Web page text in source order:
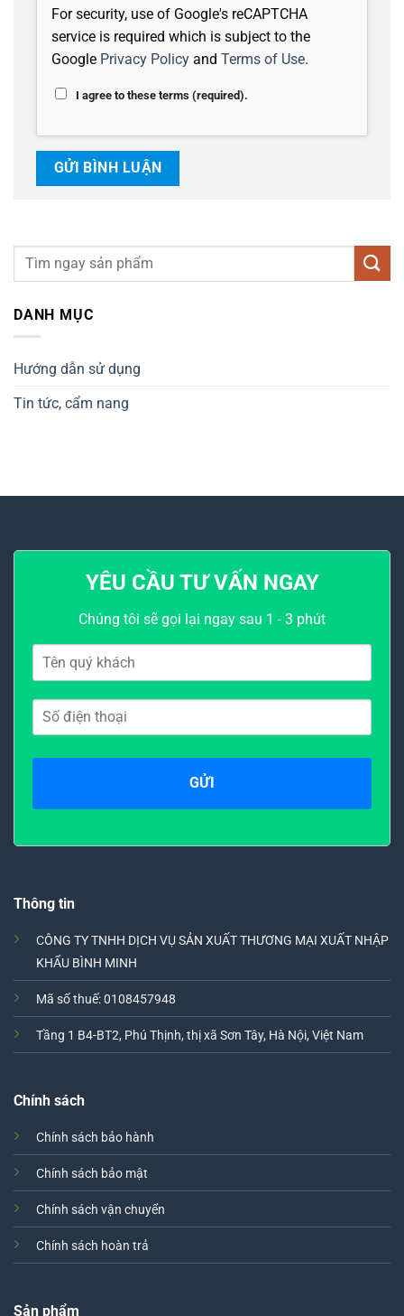
For security, use of Google's reCAPTCHA
service is required which is subject to the
Google Privacy Policy and Terms of Use.
I agree to these terms (required).
DANH MỤC
Hướng dẫn sử dụng
Tin tức, cẩm nang
YÊU CẦU TƯ VẤN NGAY
Chúng tôi sẽ gọi lại ngay sau 1 - 3 phút
Thông tin
CÔNG TY TNHH DỊCH VỤ SẢN XUẤT THƯƠNG MẠI XUẤT NHẬP
KHẨU BÌNH MINH
Mã số thuế: 0108457948
Tầng 1 B4-BT2, Phú Thịnh, thị xã Sơn Tây, Hà Nội, Việt Nam
Chính sách
Chính sách bảo hành
Chính sách bảo mật
Chính sách vận chuyển
Chính sách hoàn trả
Sản phẩm